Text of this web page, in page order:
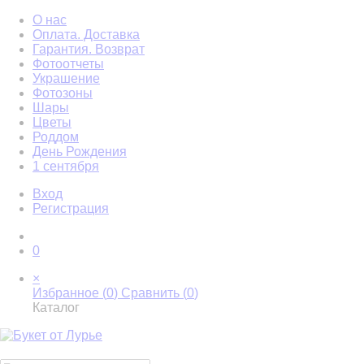
О нас
Оплата. Доставка
Гарантия. Возврат
Фотоотчеты
Украшение
Фотозоны
Шары
Цветы
Роддом
День Рождения
1 сентября
Вход
Регистрация
0
×
Избранное (0) Сравнить (0)
Каталог